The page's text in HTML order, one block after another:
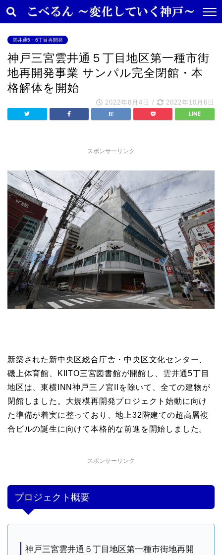
雲井通5・6丁目再開発
神戸三宮雲井通５丁目地区第一種市街
地再開発事業 サンパル完全閉館・本
格解体を開始
2022年8月4日 / 2022年10月6日
スポンサーリンク
新築された新中央区総合庁舎・中央区文化センター、
磯上体育館、KIITO三宮図書館が開館し、雲井通5丁目
地区は、東横INN神戸三ノ宮IIを除いて、全ての建物が
閉館しました。大規模再開発プロジェクト始動に向け
た準備が着実に整っており、地上32階建ての超高層複
合ビルの誕生に向けて本格的な前進を開始しました。
スポンサーリンク
プロジェクト概要
神戸三宮雲井通５丁目地区第一種市街地再開